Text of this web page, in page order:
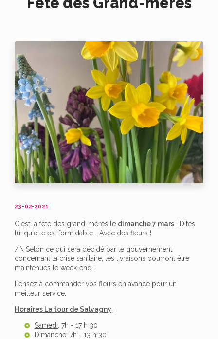
23-02-2021
C'est la fête des grand-mères le dimanche 7 mars ! Dites
lui qu'elle est formidable... Avec des fleurs !
/!\ Selon ce qui sera décidé par le gouvernement
concernant la crise sanitaire, les livraisons pourront être
maintenues le week-end !
Pensez à commander vos fleurs en avance pour un
meilleur service.
Horaires La tour de Salvagny :
Samedi: 7h - 17 h 30
Dimanche: 7h - 13 h 30